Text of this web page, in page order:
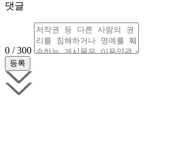
댓글
0 / 300